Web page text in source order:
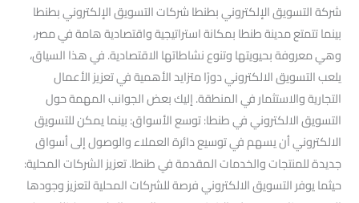
شركة التسويق الإلكتروني بطنطا شركات التسويق الإلكتروني بطنطا
بينما تتمتع مدينة طنطا بمكانة استراتيجية واقتصادية هامة في مصر،
وهي معروفة بحيويتها وتنوع نشاطاتها الاقتصادية. في هذا السياق،
يلعب التسويق الالكتروني دورًا متزايد الأهمية في تعزيز الأعمال
التجارية والاستثمار في المنطقة. إليك بعض الجوانب المهمة حول
التسويق الالكتروني في طنطا: توسع الأسواق: بينما يمكن للتسويق
الالكتروني أن يسهم في توسيع دائرة العملاء والوصول إلى أسواق
جديدة للمنتجات والخدمات المقدمة في طنطا. تعزيز الشركات المحلية:
حيثما يوفر التسويق الالكتروني فرصة للشركات المحلية لتعزيز وجودها